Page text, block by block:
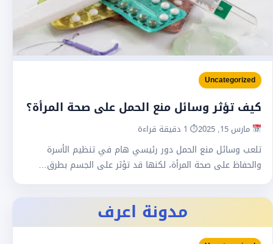
Uncategorized
كيف تؤثر وسائل منع الحمل على صحة المرأة؟
مارس 15, 2025 ⏱ 1 دقيقة قراءة
تلعب وسائل منع الحمل دور رئيسي هام في تنظيم الأسرة
والحفاظ على صحة المرأة، لكنها قد تؤثر على الجسم بطرق…
مدونة اعرف